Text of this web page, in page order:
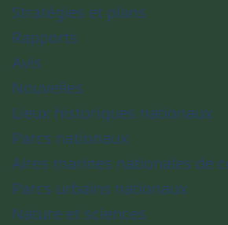
Stratégies et plans
Rapports
Avis
Nouvelles
Lieux historiques nationaux
Parcs nationaux
Aires marines nationales de
Parcs urbains nationaux
Nature et sciences